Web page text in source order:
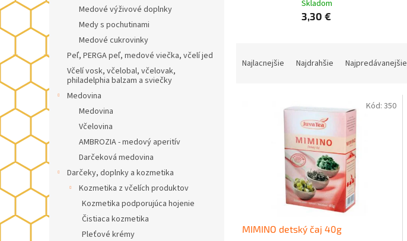
Medové výživové doplnky
Medy s pochutinami
Medové cukrovinky
Peľ, PERGA peľ, medové viečka, včelí jed
Včelí vosk, včelobal, včelovak,
philadelphia balzam a sviečky
Medovina
Medovina
Včelovina
AMBROZIA - medový aperitív
Darčeková medovina
Darčeky, doplnky a kozmetika
Kozmetika z včelích produktov
Kozmetika podporujúca hojenie
Čistiaca kozmetika
Pleťové krémy
Skladom
3,30 €
Najlacnejšie Najdrahšie Najpredávanejšie
MIMINO detský čaj 40g
Kód: 350